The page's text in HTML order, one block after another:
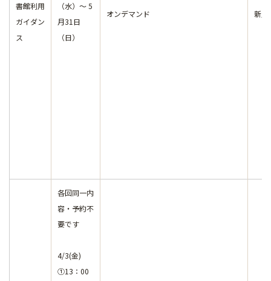
書館利用
ガイダン
ス
（水）～ 5
月31日
（日）
オンデマンド 新入
各回同一内
容・予約不
要です
4/3(金)
①13：00